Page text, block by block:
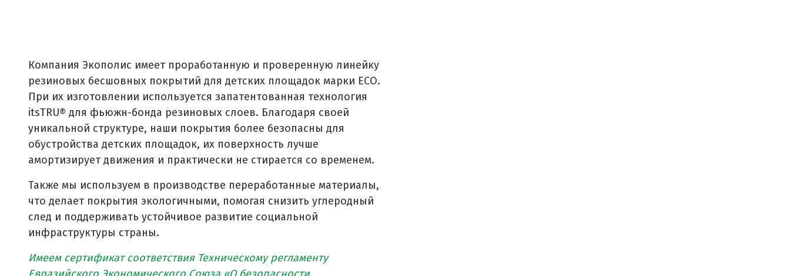
Клиенты и отзывы
Компания Экополис имеет проработанную и проверенную линейку
резиновых бесшовных покрытий для детских площадок марки ECO.
При их изготовлении используется запатентованная технология
itsTRU® для фьюжн-бонда резиновых слоев. Благодаря своей
уникальной структуре, наши покрытия более безопасны для
обустройства детских площадок, их поверхность лучше
амортизирует движения и практически не стирается со временем.
Также мы используем в производстве переработанные материалы,
что делает покрытия экологичными, помогая снизить углеродный
след и поддерживать устойчивое развитие социальной
инфраструктуры страны.
Имеем сертификат соответствия Техническому регламенту